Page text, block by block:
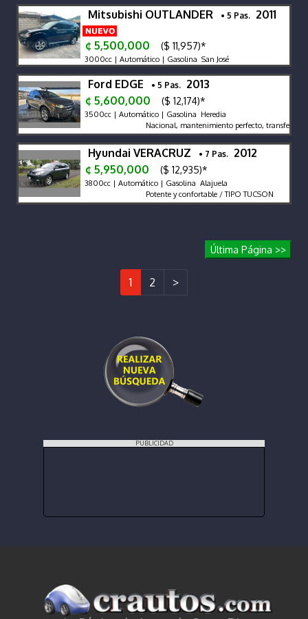
Mitsubishi OUTLANDER • 5 Pas. 2011
¢ 5,500,000 ($ 11,957)*
3000cc | Automático | Gasolina San José
Ford EDGE • 5 Pas. 2013
¢ 5,600,000
($ 12,174)*
3500cc | Automático | Gasolina Heredia
Nacional, mantenimiento perfecto, transfer
Hyundai VERACRUZ • 7 Pas. 2012
¢ 5,950,000
($ 12,935)*
3800cc | Automático | Gasolina Alajuela
Potente y confortable / TIPO TUCSON
Última Página >>
1 2 >
PUBLICIDAD